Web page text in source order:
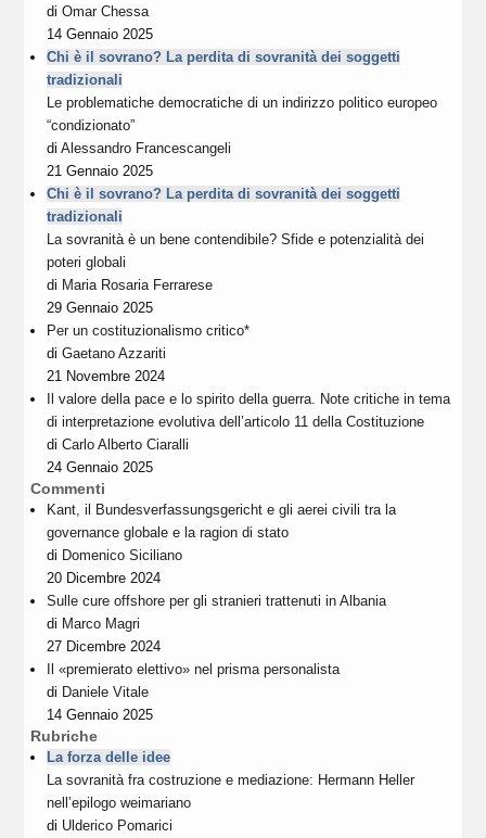
diOmar Chessa
14 Gennaio 2025
Chi è il sovrano? La perdita di sovranità dei soggetti
tradizionali
Le problematiche democratiche di un indirizzo politico europeo
“condizionato”
diAlessandro Francescangeli
21 Gennaio 2025
Chi è il sovrano? La perdita di sovranità dei soggetti
tradizionali
La sovranità è un bene contendibile? Sfide e potenzialità dei
poteri globali
di Maria Rosaria Ferrarese
29 Gennaio 2025
Per un costituzionalismo critico*
diGaetano Azzariti
21 Novembre 2024
Il valore della pace e lo spirito della guerra. Note critiche in tema
di interpretazione evolutiva dell’articolo 11 della Costituzione
diCarlo Alberto Ciaralli
24 Gennaio 2025
Commenti
Kant, il Bundesverfassungsgericht e gli aerei civili tra la
governance globale e la ragion di stato
di Domenico Siciliano
20 Dicembre 2024
Sulle cure offshore per gli stranieri trattenuti in Albania
di Marco Magri
27 Dicembre 2024
Il «premierato elettivo» nel prisma personalista
di Daniele Vitale
14 Gennaio 2025
Rubriche
La forza delle idee
La sovranità fra costruzione e mediazione: Hermann Heller
nell’epilogo weimariano
di Ulderico Pomarici